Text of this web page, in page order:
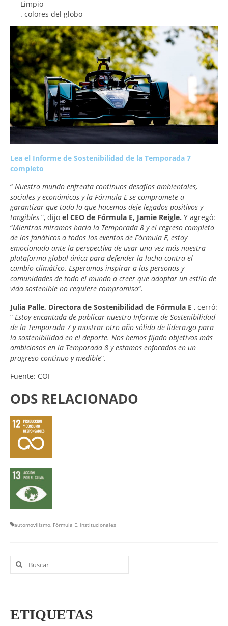
Limpio
. colores del globo
Lea el Informe de Sostenibilidad de la Temporada 7
completo
“ Nuestro mundo enfrenta continuos desafíos ambientales,
sociales y económicos y la Fórmula E se compromete a
garantizar que todo lo que hacemos deje legados positivos y
tangibles ”, dijo el CEO de Fórmula E, Jamie Reigle. Y agregó:
“Mientras miramos hacia la Temporada 8 y el regreso completo
de los fanáticos a todos los eventos de Fórmula E, estoy
emocionado ante la perspectiva de usar una vez más nuestra
plataforma global única para defender la lucha contra el
cambio climático. Esperamos inspirar a las personas y
comunidades de todo el mundo a creer que adoptar un estilo de
vida sostenible no requiere compromiso“.
Julia Palle, Directora de Sostenibilidad de Fórmula E , cerró:
“ Estoy encantada de publicar nuestro Informe de Sostenibilidad
de la Temporada 7 y mostrar otro año sólido de liderazgo para
la sostenibilidad en el deporte. Nos hemos fijado objetivos más
ambiciosos en la Temporada 8 y estamos enfocados en un
progreso continuo y medible“.
Fuente: COI
ODS RELACIONADO
automovilismo, Fórmula E, institucionales
Buscar
por:
ETIQUETAS